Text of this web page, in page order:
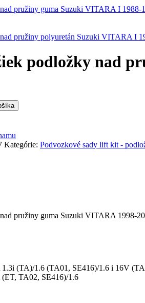
pružiny guma Suzuki VITARA I 1988-
pružiny polyuretán Suzuki VITARA I
podložky nad
Kategórie: Podvozkové sady lift kit -
pružiny guma Suzuki VITARA 1998-
(TA)/1.6 (TA01, SE416)/1.6 i 16V
TA02, SE416)/1.6